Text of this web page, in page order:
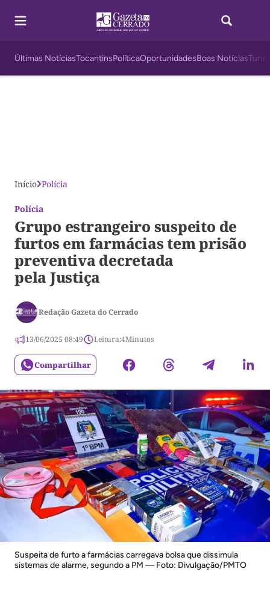
Últimas NotíciasTocantinsPolíticaOportunidadesBoas Notícias
Início Polícia
Polícia
Grupo estrangeiro suspeito de
furtos em farmácias tem prisão
preventiva decretada
pela Justiça
Redação Gazeta do Cerrado
13/06/2025 08:49 Leitura:4Minutos
Compartilhar
Suspeita de furto a farmácias carregava bolsa que dissimula
sistemas de alarme, segundo a PM — Foto: Divulgação/PMTO